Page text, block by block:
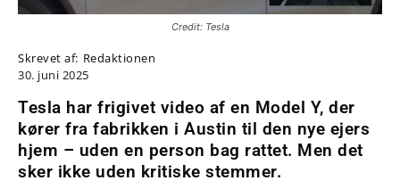
Credit: Tesla
Skrevet af: Redaktionen
30. juni 2025
Tesla har frigivet video af en Model Y, der
kører fra fabrikken i Austin til den nye ejers
hjem – uden en person bag rattet. Men det
sker ikke uden kritiske stemmer.